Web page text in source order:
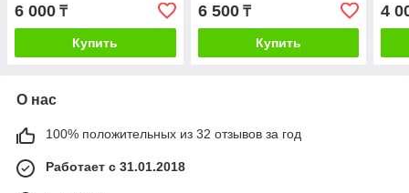
6 000 ₸
Купить
6 500₸
Купить
4
О нас
100% положительных из 32 отзывов за год
Работает с 31.01.2018